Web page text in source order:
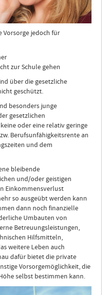
Vorsorge jedoch für
zur Schule gehen
über die gesetzliche
geschützt.
besonders junge
gesetzlichen
oder eine relativ geringe
Berufsunfähigkeitsrente an
und dem
bleibende
und/oder geistigen
Einkommensverlust
so ausgeübt werden kann
dann noch finanzielle
Umbauten von
Betreuungsleistungen,
Hilfsmitteln,
weitere Leben auch
dafür bietet die private
Vorsorgemöglichkeit, die
selbst bestimmen kann.